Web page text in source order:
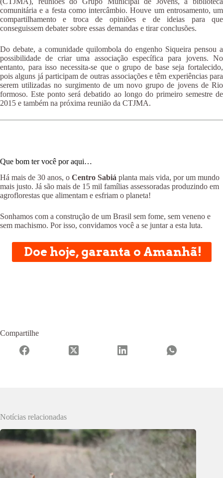
comunitária e a festa como intercâmbio. Houve um entrosamento, um
compartilhamento e troca de opiniões e de ideias para que
conseguissem debater sobre essas demandas e tirar conclusões.
Do debate, a comunidade quilombola do engenho Siqueira pensou a
possibilidade de criar uma associação específica para jovens. No
entanto, para isso necessita-se que o grupo de base seja fortalecido,
pois alguns já participam de outras associações e têm experiências para
serem utilizadas no surgimento de um novo grupo de jovens de Rio
formoso. Este ponto será debatido ao longo do primeiro semestre de
2015 e também na próxima reunião da CTJMA.
Que bom ter você por aqui…
Há mais de 30 anos, o Centro Sabiá planta mais vida, por um mundo
mais justo. Já são mais de 15 mil famílias assessoradas produzindo em
agroflorestas que alimentam e esfriam o planeta!
Sonhamos com a construção de um Brasil sem fome, sem veneno e
sem machismo. Por isso, convidamos você a se juntar a esta luta.
Doe hoje, garanta o Amanhã!
Compartilhe
Notícias relacionadas